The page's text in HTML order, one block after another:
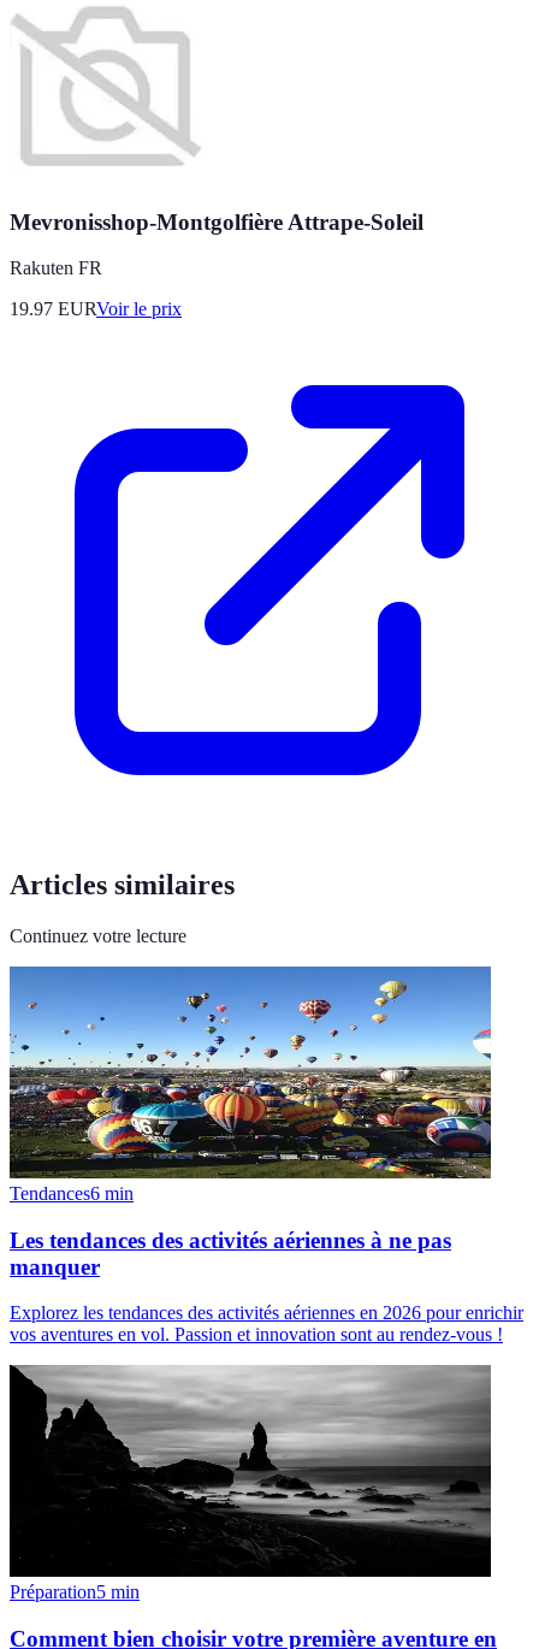
Mevronisshop-Montgolfière Attrape-Soleil
Rakuten FR
19.97 EURVoir le prix
Articles similaires
Continuez votre lecture
Tendances6 min
Les tendances des activités aériennes à ne pas
manquer
Explorez les tendances des activités aériennes en 2026 pour enrichir
vos aventures en vol. Passion et innovation sont au rendez-vous !
Préparation5 min
Comment bien choisir votre première aventure en